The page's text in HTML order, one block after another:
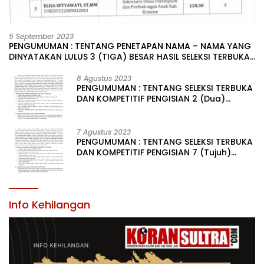
5 September 2023
PENGUMUMAN : TENTANG PENETAPAN NAMA – NAMA YANG
DINYATAKAN LULUS 3 (TIGA) BESAR HASIL SELEKSI TERBUKA
LINGKUNGAN PEMERINTAH DAERAH KABUPATEN KONAWE
8 Agustus 2023
PENGUMUMAN : TENTANG SELEKSI TERBUKA
DAN KOMPETITIF PENGISIAN 2 (Dua)
KABUPATEN KONAWE
7 Agustus 2023
PENGUMUMAN : TENTANG SELEKSI TERBUKA
DAN KOMPETITIF PENGISIAN 7 (Tujuh)
Info Kehilangan